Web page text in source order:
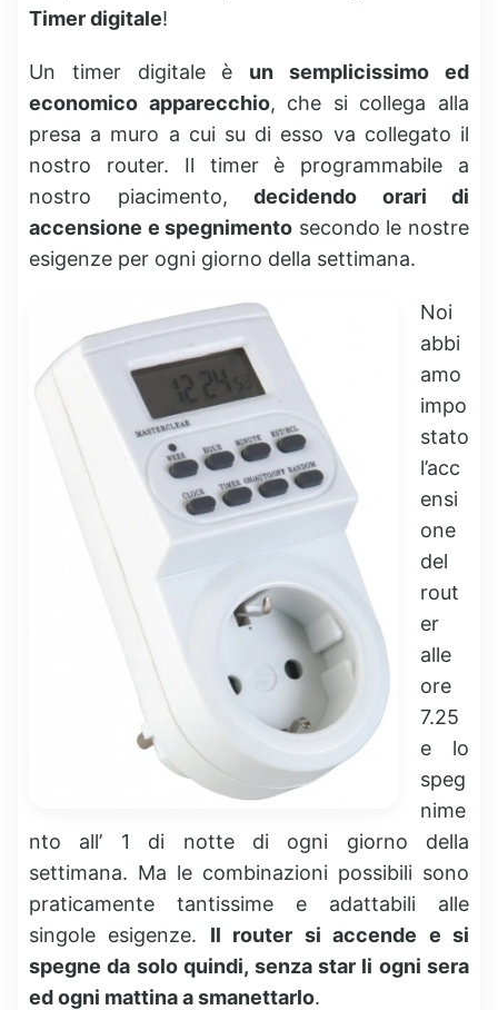
Timer digitale!
Un timer digitale è un semplicissimo ed
economico apparecchio, che si collega alla
presa a muro a cui su di esso va collegato il
nostro router. Il timer è programmabile a
nostro piacimento, decidendo orari di
accensione e spegnimento secondo le nostre
esigenze per ogni giorno della settimana.
Noi
abbi
amo
impo
stato
l’acc
ensi
one
del
rout
er
alle
ore
7.25
e lo
speg
nime
nto all’ 1 di notte di ogni giorno della
settimana. Ma le combinazioni possibili sono
praticamente tantissime e adattabili alle
singole esigenze. Il router si accende e si
spegne da solo quindi, senza star li ogni sera
ed ogni mattina a smanettarlo.